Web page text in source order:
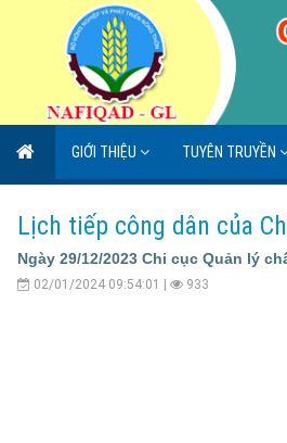
GIỚI THIỆU TUYÊN TRUYỀN
Lịch tiếp công dân của
Ngày 29/12/2023 Chi cục Quản lý
02/01/2024 09:54:01 | 933